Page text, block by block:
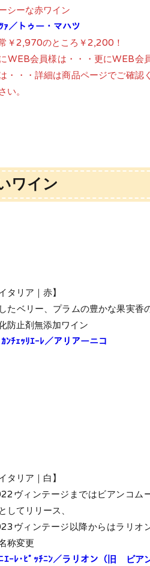
シーな赤ワイン
ｧ／トゥー・マハツ
￥2,970のところ￥2,200！
WEB会員様は・・・更にWEB会
・・・詳細は商品ページでご確認く
い。
ワイン
イタリア｜赤】
たベリー、プラムの豊かな果実香
防止剤無添加ワイン
ﾝﾁｪｯﾘｴｰﾚ／アリアーニコ
イタリア｜白】
ヴィンテージまではビアンコム
してリリース、
ヴィンテージ以降からはラリオ
称変更
ｴｰﾚ･ﾋﾟｯﾁﾆﾝ／ラリオン（旧 ビア